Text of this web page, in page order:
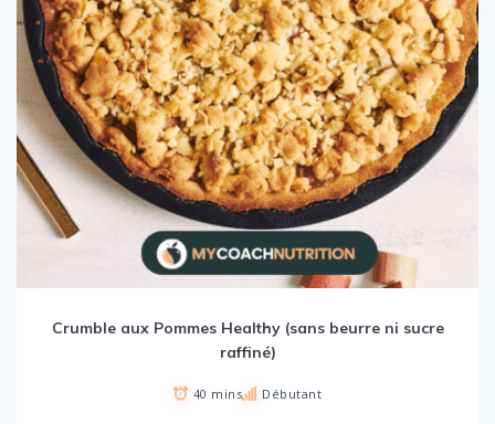
Crumble aux Pommes Healthy (sans beurre ni sucre
raffiné)
40 mins Débutant